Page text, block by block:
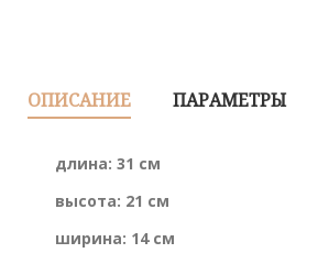
ОПИСАНИЕ ПАРАМЕТРЫ
длина: 31 см
высота: 21 см
ширина: 14 см